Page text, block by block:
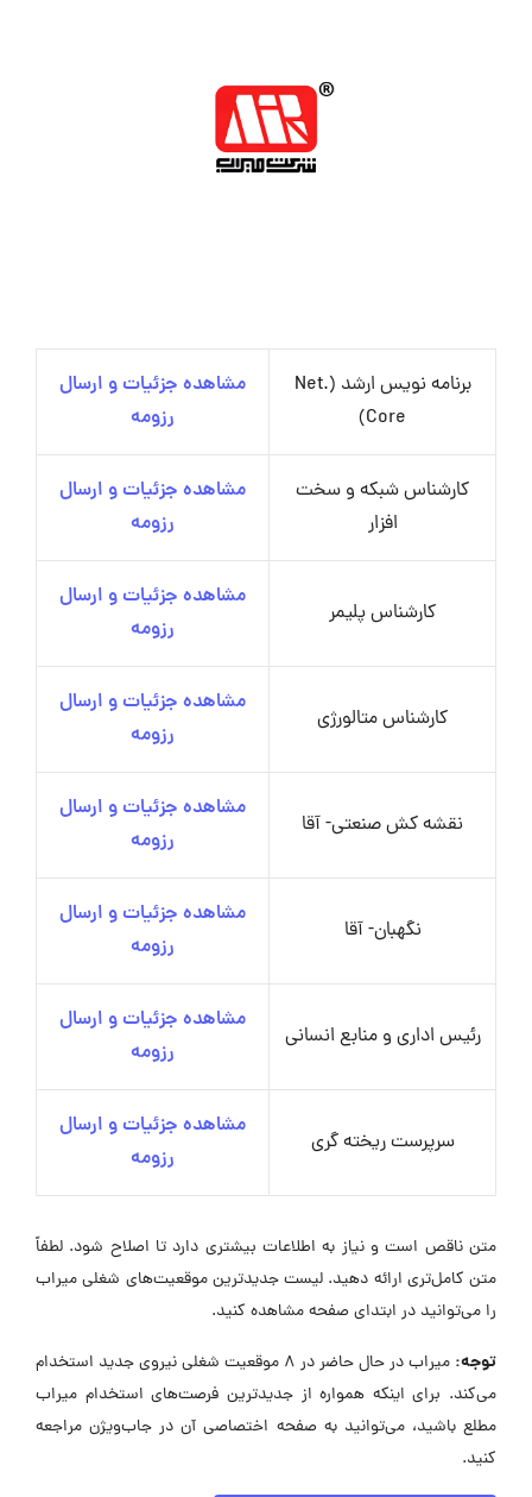
برنامه نویس ارشد (.Net
Core)
مشاهده جزئیات و ارسال
رزومه
کارشناس شبکه و سخت
افزار
مشاهده جزئیات و ارسال
رزومه
کارشناس پلیمر
مشاهده جزئیات و ارسال
رزومه
کارشناس متالورژی
مشاهده جزئیات و ارسال
رزومه
نقشه کش صنعتی- آقا
مشاهده جزئیات و ارسال
رزومه
نگهبان- آقا
مشاهده جزئیات و ارسال
رزومه
رئیس اداری و منابع انسانی
مشاهده جزئیات و ارسال
رزومه
سرپرست ریخته گری
مشاهده جزئیات و ارسال
رزومه
متن ناقص است و نیاز به اطلاعات بیشتری دارد تا اصلاح شود. لطفاً
متن کامل‌تری ارائه دهید. لیست جدیدترین موقعیت‌های شغلی میراب
را می‌توانید در ابتدای صفحه مشاهده کنید.
توجه:
میراب در حال حاضر در ۸ موقعیت شغلی نیروی جدید استخدام
می‌کند. برای اینکه همواره از جدیدترین فرصت‌های استخدام میراب
مطلع باشید، می‌توانید به صفحه اختصاصی آن در جاب‌ویژن مراجعه
کنید.